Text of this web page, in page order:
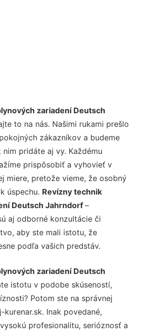
zariadení Deutsch
to na nás. Našimi rukami prešlo
zákazníkov a budeme
pridáte aj vy. Každému
prispôsobiť a vyhovieť v
miere, pretože vieme, že osobný
úspechu. Revízny technik
Deutsch Jahrndorf –
aj odborné konzultácie či
aby ste mali istotu, že
podľa vašich predstáv.
zariadení Deutsch
istotu v podobe skúseností,
Potom ste na správnej
kurenar.sk. Inak povedané,
profesionalitu, serióznosť a